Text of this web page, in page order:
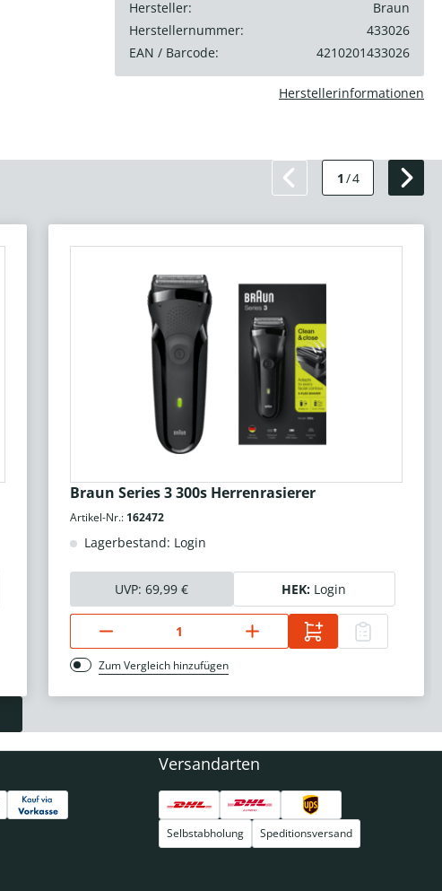
Hersteller:
Braun
Herstellernummer:
433026
EAN / Barcode:
4210201433026
Herstellerinformationen
1 /4
Braun Series 3 300s Herrenrasierer
Artikel-Nr.: 162472
Lagerbestand: Login
UVP: 69,99 € HEK: Login
Zum Vergleich hinzufügen
Versandarten
Selbstabholung Speditionsversand